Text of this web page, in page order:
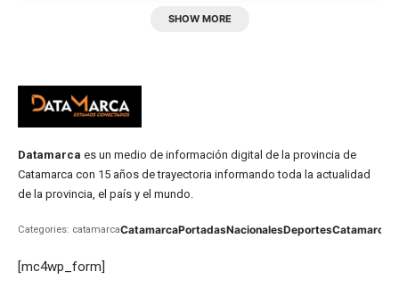
SHOW MORE
Datamarca es un medio de información digital de la provincia de
Catamarca con 15 años de trayectoria informando toda la actualidad
de la provincia, el país y el mundo.
Categories: catamarcaCatamarcaPortadasNacionalesDeportesCatamarca
[mc4wp_form]